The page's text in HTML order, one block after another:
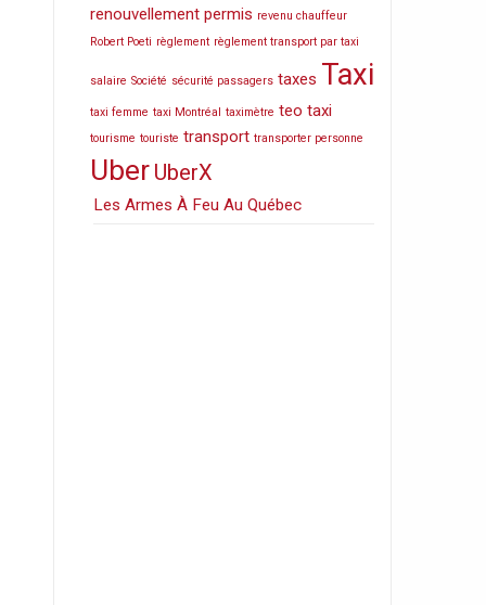
renouvellement permis revenu chauffeur
Robert Poeti règlement règlement transport par taxi
salaire Société sécurité passagers taxes Taxi
taxi femme taxi Montréal taximètre teo taxi
tourisme touriste transport transporter personne
Uber UberX
Les Armes À Feu Au Québec